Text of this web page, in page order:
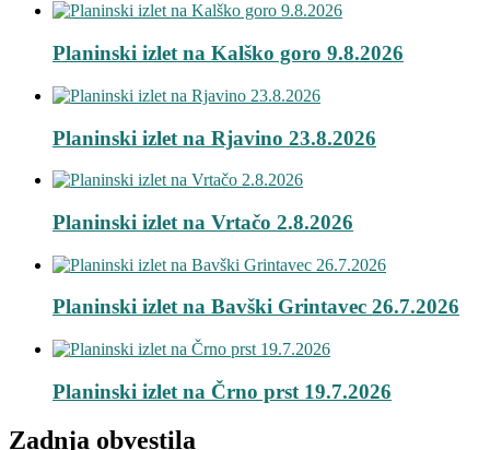
Planinski izlet na Kalško goro 9.8.2026
Planinski izlet na Rjavino 23.8.2026
Planinski izlet na Vrtačo 2.8.2026
Planinski izlet na Bavški Grintavec 26.7.2026
Planinski izlet na Črno prst 19.7.2026
Zadnja obvestila